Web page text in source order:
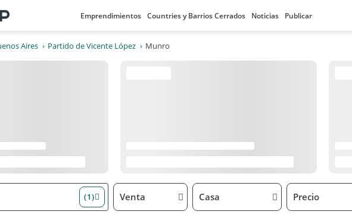
Emprendimientos Countries y Barrios Cerrados Noticias Publicar
Aires Partido de Vicente López Munro
(1) Venta Casa Precio